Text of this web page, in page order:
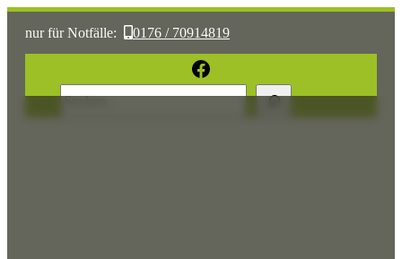
nur für Notfälle: 0176 / 70914819
Sonst: tierhilfe.wolfsburg@t-online.de
Facebook